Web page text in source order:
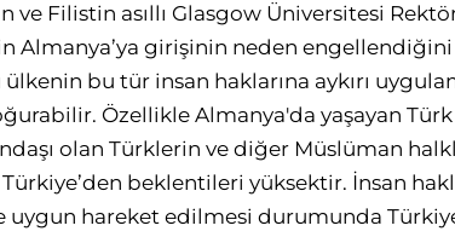
ve Filistin asıllı Glasgow Üniversitesi
Almanya’ya girişinin neden
ülkenin bu tür insan haklarına aykırı
Özellikle Almanya'da yaşayan
olan Türklerin ve diğer Müslüman
beklentileri yüksektir. İnsan
hareket edilmesi durumunda